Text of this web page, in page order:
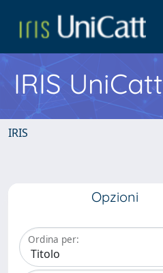
IRIS UniCatt
IRIS
Opzioni
Ordina per: